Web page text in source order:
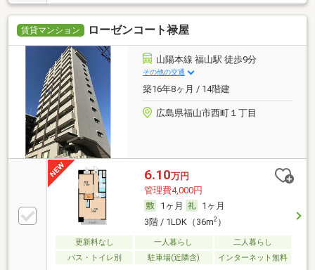
賃貸マンション ローゼンコート禄屋
山陽本線 福山駅 徒歩9分
その他の交通
築16年8ヶ月 / 14階建
広島県福山市西町１丁目
6.10万円
管理費4,000円
1ヶ月
1ヶ月
3階 / 1LDK（36m2）
更新料なし 一人暮らし
二人暮らし
バス・トイレ別
駐車場(近隣含) インターネット無料